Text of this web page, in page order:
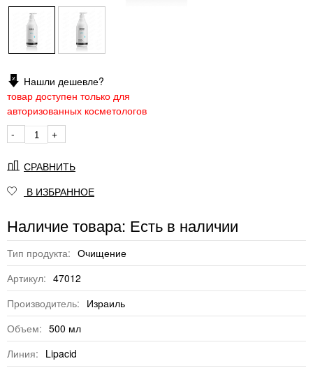
Нашли дешевле?
товар доступен только для
авторизованных косметологов
-
+
СРАВНИТЬ
В ИЗБРАННОЕ
Наличие товара: Есть в наличии
Тип продукта: Очищение
Артикул: 47012
Производитель: Израиль
Объем: 500 мл
Линия: Lipacid